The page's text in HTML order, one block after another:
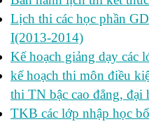
Lịch thi các học phần
I(2013-2014)
Kế hoạch giảng dạy các
kế hoạch thi môn điều
thi TN bậc cao đẳng, đại
TKB các lớp nhập học